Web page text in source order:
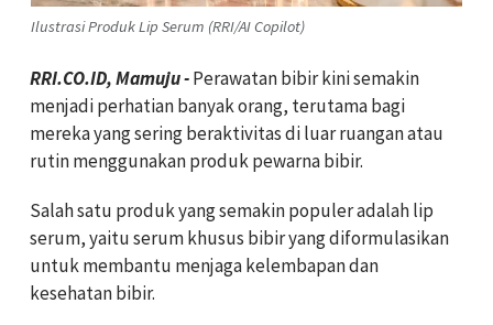
Ilustrasi Produk Lip Serum (RRI/AI Copilot)
RRI.CO.ID, Mamuju -Perawatan bibir kini semakin
menjadi perhatian banyak orang, terutama bagi
mereka yang sering beraktivitas di luar ruangan atau
rutin menggunakan produk pewarna bibir.
Salah satu produk yang semakin populer adalah lip
serum, yaitu serum khusus bibir yang diformulasikan
untuk membantu menjaga kelembapan dan
kesehatan bibir.